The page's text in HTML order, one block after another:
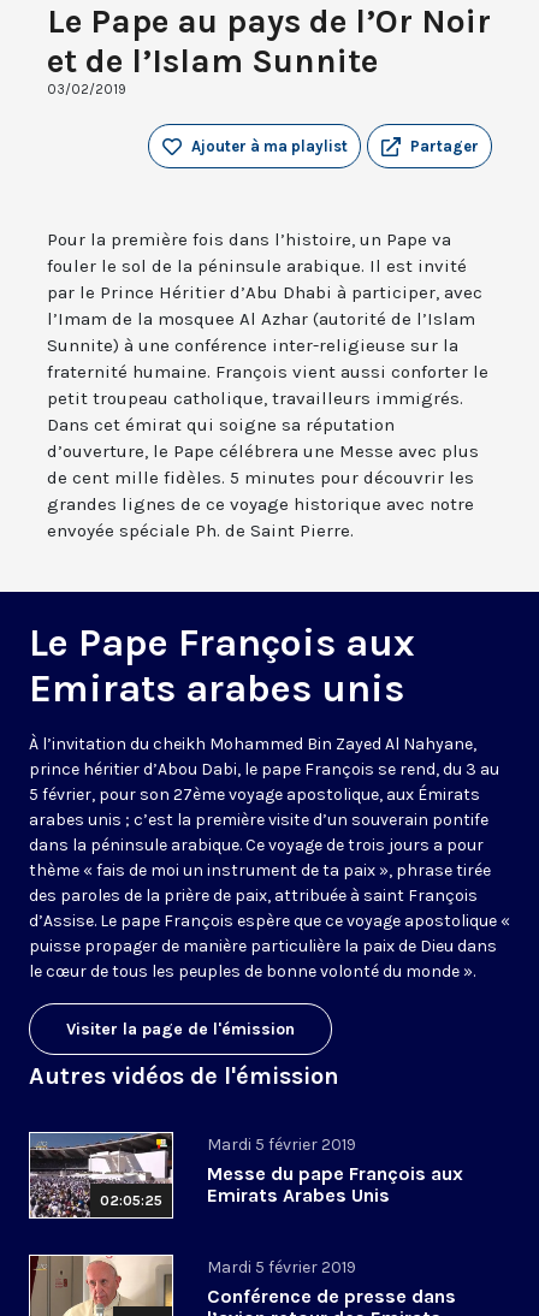
Le Pape au pays de l’Or Noir
et de l’Islam Sunnite
03/02/2019
Partager
Ajouter à ma playlist
Pour la première fois dans l’histoire, un Pape va
fouler le sol de la péninsule arabique. Il est invité
par le Prince Héritier d’Abu Dhabi à participer, avec
l’Imam de la mosquee Al Azhar (autorité de l’Islam
Sunnite) à une conférence inter-religieuse sur la
fraternité humaine. François vient aussi conforter le
petit troupeau catholique, travailleurs immigrés.
Dans cet émirat qui soigne sa réputation
d’ouverture, le Pape célébrera une Messe avec plus
de cent mille fidèles. 5 minutes pour découvrir les
grandes lignes de ce voyage historique avec notre
envoyée spéciale Ph. de Saint Pierre.
Le Pape François aux
Emirats arabes unis
À l’invitation du cheikh Mohammed Bin Zayed Al Nahyane,
prince héritier d’Abou Dabi, le pape François se rend, du 3 au
5 février, pour son 27ème voyage apostolique, aux Émirats
arabes unis ; c’est la première visite d’un souverain pontife
dans la péninsule arabique. Ce voyage de trois jours a pour
thème « fais de moi un instrument de ta paix », phrase tirée
des paroles de la prière de paix, attribuée à saint François
d’Assise. Le pape François espère que ce voyage apostolique «
puisse propager de manière particulière la paix de Dieu dans
le cœur de tous les peuples de bonne volonté du monde ».
Visiter la page de l'émission
Autres vidéos de l'émission
02:05:25
Mardi 5 février 2019
Messe du pape François aux
Emirats Arabes Unis
Mardi 5 février 2019
Conférence de presse dans